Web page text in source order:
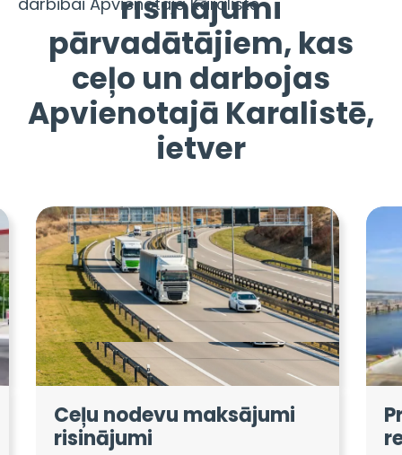
risinājumi
pārvadātājiem, kas
ceļo un darbojas
Apvienotajā Karalistē,
ietver
Ceļu nodevu maksājumi
risinājumi